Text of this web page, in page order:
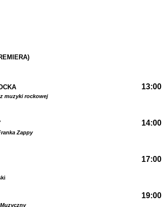
muzyki rockowej
13:00
Zappy
14:00
17:00
19:00